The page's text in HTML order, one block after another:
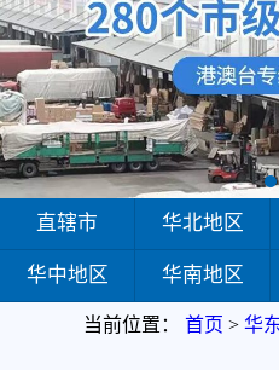
直辖市 华北地区
华中地区 华南地区
当前位置： 首页 > 华